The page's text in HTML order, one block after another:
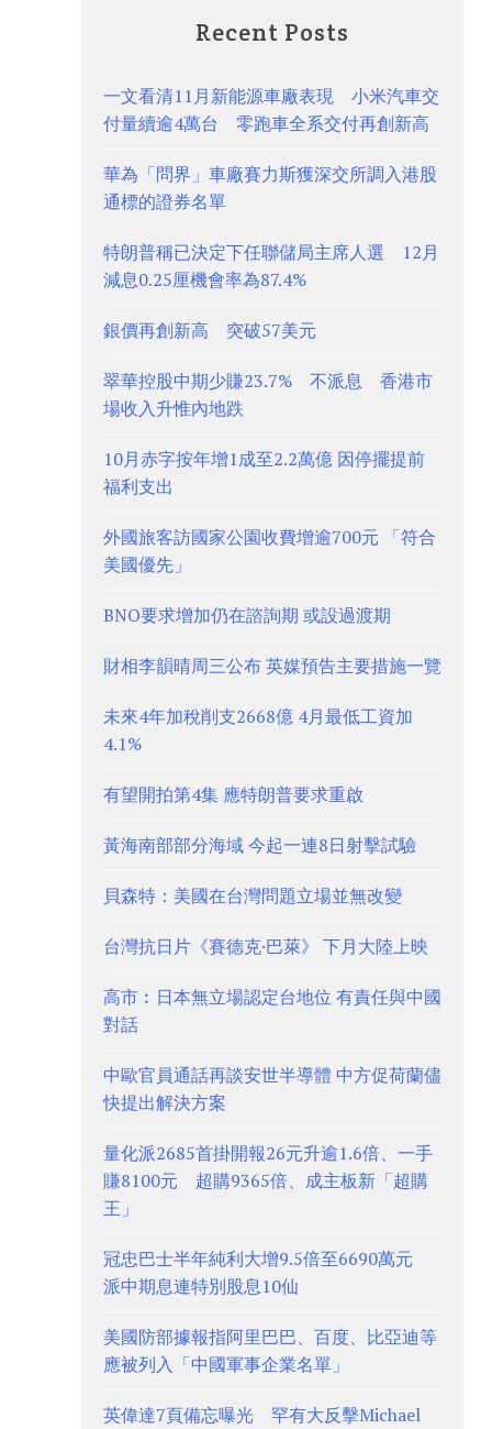
Recent Posts
一文看清11月新能源車廠表現 小米汽車交
付量續逾4萬台 零跑車全系交付再創新高
華為「問界」車廠賽力斯獲深交所調入港股
通標的證券名單
特朗普稱已決定下任聯儲局主席人選 12月
減息0.25厘機會率為87.4%
銀價再創新高 突破57美元
翠華控股中期少賺23.7% 不派息 香港市
場收入升惟內地跌
10月赤字按年增1成至2.2萬億 因停擺提前
福利支出
外國旅客訪國家公園收費增逾700元 「符合
美國優先」
BNO要求增加仍在諮詢期 或設過渡期
財相李韻晴周三公布 英媒預告主要措施一覽
未來4年加稅削支2668億 4月最低工資加
4.1%
有望開拍第4集 應特朗普要求重啟
黃海南部部分海域 今起一連8日射擊試驗
貝森特：美國在台灣問題立場並無改變
台灣抗日片《賽德克·巴萊》 下月大陸上映
高市︰日本無立場認定台地位 有責任與中國
對話
中歐官員通話再談安世半導體 中方促荷蘭儘
快提出解決方案
量化派2685首掛開報26元升逾1.6倍、一手
賺8100元 超購9365倍、成主板新「超購
王」
冠忠巴士半年純利大增9.5倍至6690萬元
派中期息連特別股息10仙
美國防部據報指阿里巴巴、百度、比亞迪等
應被列入「中國軍事企業名單」
英偉達7頁備忘曝光 罕有大反擊Michael